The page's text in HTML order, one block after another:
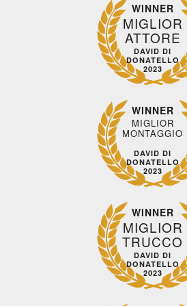
WINNER
MIGLIOR
ATTORE
DAVID DI
DONATELLO
2023
WINNER
MIGLIOR
MONTAGGIO
DAVID DI
DONATELLO
2023
WINNER
MIGLIOR
TRUCCO
DAVID DI
DONATELLO
2023